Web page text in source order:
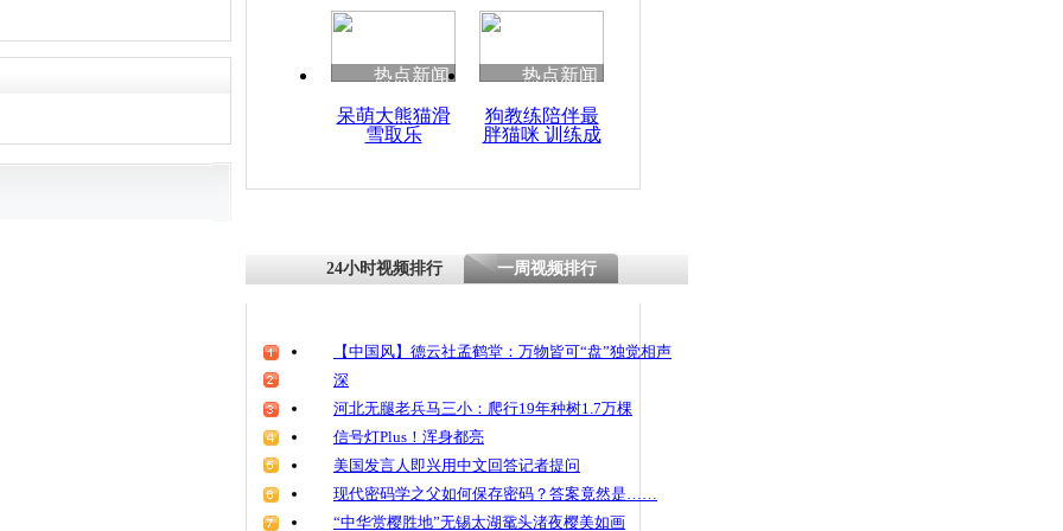
清明祭英烈 哀思悼忠
实拍：高温天上海街头
热点新闻
呆萌大熊猫滑
雪取乐
热点新闻
狗教练陪伴最
胖猫咪 训练成
24小时视频排行 一周视频排行
【中国风】德云社孟鹤堂：万物皆可“盘”独觉相声
深
河北无腿老兵马三小：爬行19年种树1.7万棵
信号灯Plus！浑身都亮
美国发言人即兴用中文回答记者提问
现代密码学之父如何保存密码？答案竟然是……
“中华赏樱胜地”无锡太湖鼋头渚夜樱美如画